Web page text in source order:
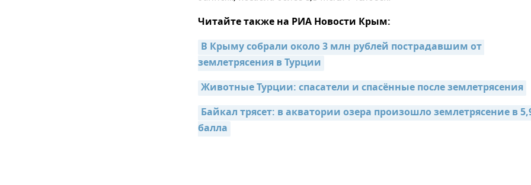
Читайте также на РИА Новости Крым:
В Крыму собрали около 3 млн рублей пострадавшим от
землетрясения в Турции
Животные Турции: спасатели и спасённые после землетрясения
Байкал трясет: в акватории озера произошло землетрясение в
балла